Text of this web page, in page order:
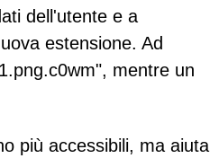
dell'utente e a
estensione. Ad
mentre un
più accessibili, ma aiuta